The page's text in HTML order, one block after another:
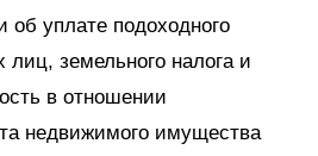
об уплате подоходного
лиц, земельного налога и
в отношении
недвижимого имущества